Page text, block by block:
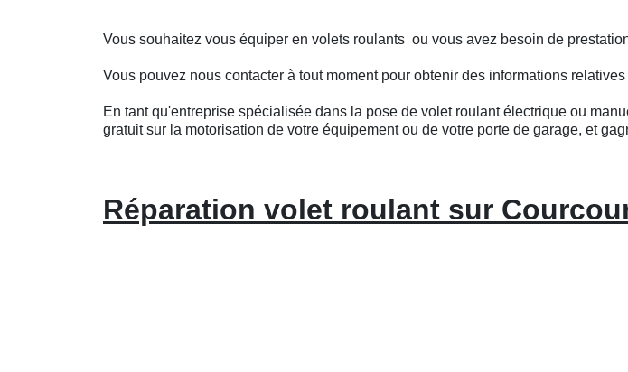
Vous souhaitez vous équiper en volets roulants ou vous avez besoin de
Vous pouvez nous contacter à tout moment pour obtenir des informations
En tant qu'entreprise spécialisée dans la pose de volet roulant électrique ou
gratuit sur la motorisation de votre équipement ou de votre porte de garage, et
Réparation volet roulant sur